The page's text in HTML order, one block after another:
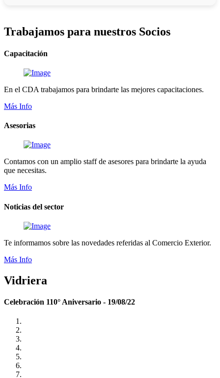
Trabajamos para nuestros Socios
Capacitación
En el CDA trabajamos para brindarte las mejores capacitaciones.
Más Info
Asesorias
Contamos con un amplio staff de asesores para brindarte la ayuda
que necesitas.
Más Info
Noticias del sector
Te informamos sobre las novedades referidas al Comercio Exterior.
Más Info
Vidriera
Celebración 110° Aniversario - 19/08/22